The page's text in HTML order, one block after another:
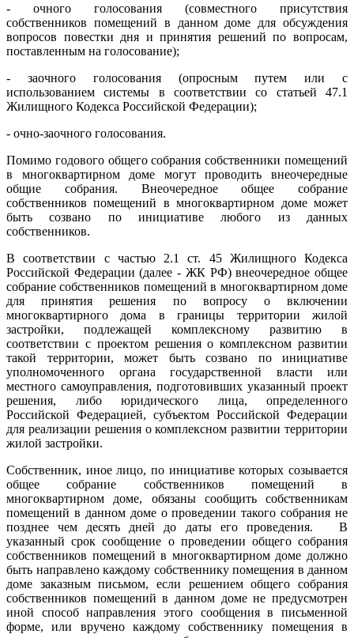
- очного голосования (совместного присутствия
собственников помещений в данном доме для обсуждения
вопросов повестки дня и принятия решений по вопросам,
поставленным на голосование);
- заочного голосования (опросным путем или с
использованием системы в соответствии со статьей 47.1
Жилищного Кодекса Российской Федерации);
- очно-заочного голосования.
Помимо годового общего собрания собственники помещений
в многоквартирном доме могут проводить внеочередные
общие собрания. Внеочередное общее собрание
собственников помещений в многоквартирном доме может
быть созвано по инициативе любого из данных
собственников.
В соответствии с частью 2.1 ст. 45 Жилищного Кодекса
Российской Федерации (далее - ЖК РФ) внеочередное общее
собрание собственников помещений в многоквартирном доме
для принятия решения по вопросу о включении
многоквартирного дома в границы территории жилой
застройки, подлежащей комплексному развитию в
соответствии с проектом решения о комплексном развитии
такой территории, может быть созвано по инициативе
уполномоченного органа государственной власти или
местного самоуправления, подготовивших указанный проект
решения, либо юридического лица, определенного
Российской Федерацией, субъектом Российской Федерации
для реализации решения о комплексном развитии территории
жилой застройки.
Собственник, иное лицо, по инициативе которых созывается
общее собрание собственников помещений в
многоквартирном доме, обязаны сообщить собственникам
помещений в данном доме о проведении такого собрания не
позднее чем десять дней до даты его проведения. В
указанный срок сообщение о проведении общего собрания
собственников помещений в многоквартирном доме должно
быть направлено каждому собственнику помещения в данном
доме заказным письмом, если решением общего собрания
собственников помещений в данном доме не предусмотрен
иной способ направления этого сообщения в письменной
форме, или вручено каждому собственнику помещения в